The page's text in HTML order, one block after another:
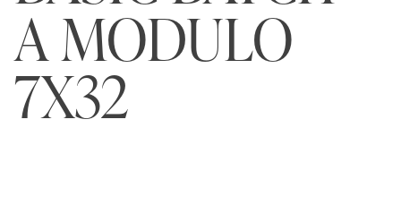
A MODULO
7X32